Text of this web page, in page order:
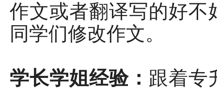
作文或者翻译写的好不
同学们修改作文。
学长学姐经验： 跟着专